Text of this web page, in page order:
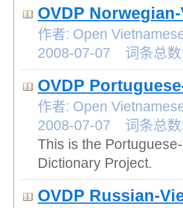
OVDP
作者: Open
2008-07-07 词条总
OVDP
作者: Open
2008-07-07 词条总
This is the
Dictionary Project.
OVDP Russian-